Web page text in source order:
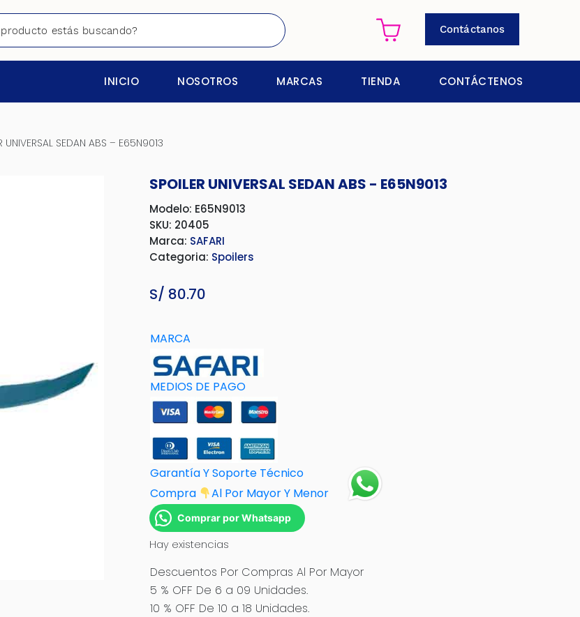
Contáctanos
INICIO NOSOTROS MARCAS TIENDA CONTÁCTENOS
UNIVERSAL SEDAN ABS – E65N9013
SPOILER UNIVERSAL SEDAN ABS - E65N9013
Modelo: E65N9013
SKU: 20405
Marca: SAFARI
Categoria: Spoilers
S/ 80.70
MARCA
MEDIOS DE PAGO
Garantía Y Soporte Técnico
Compra
Al Por Mayor Y Menor
Comprar por Whatsapp
Hay existencias
Descuentos Por Compras Al Por Mayor
5 % OFF De 6 a 09 Unidades.
10 % OFF De 10 a 18 Unidades.